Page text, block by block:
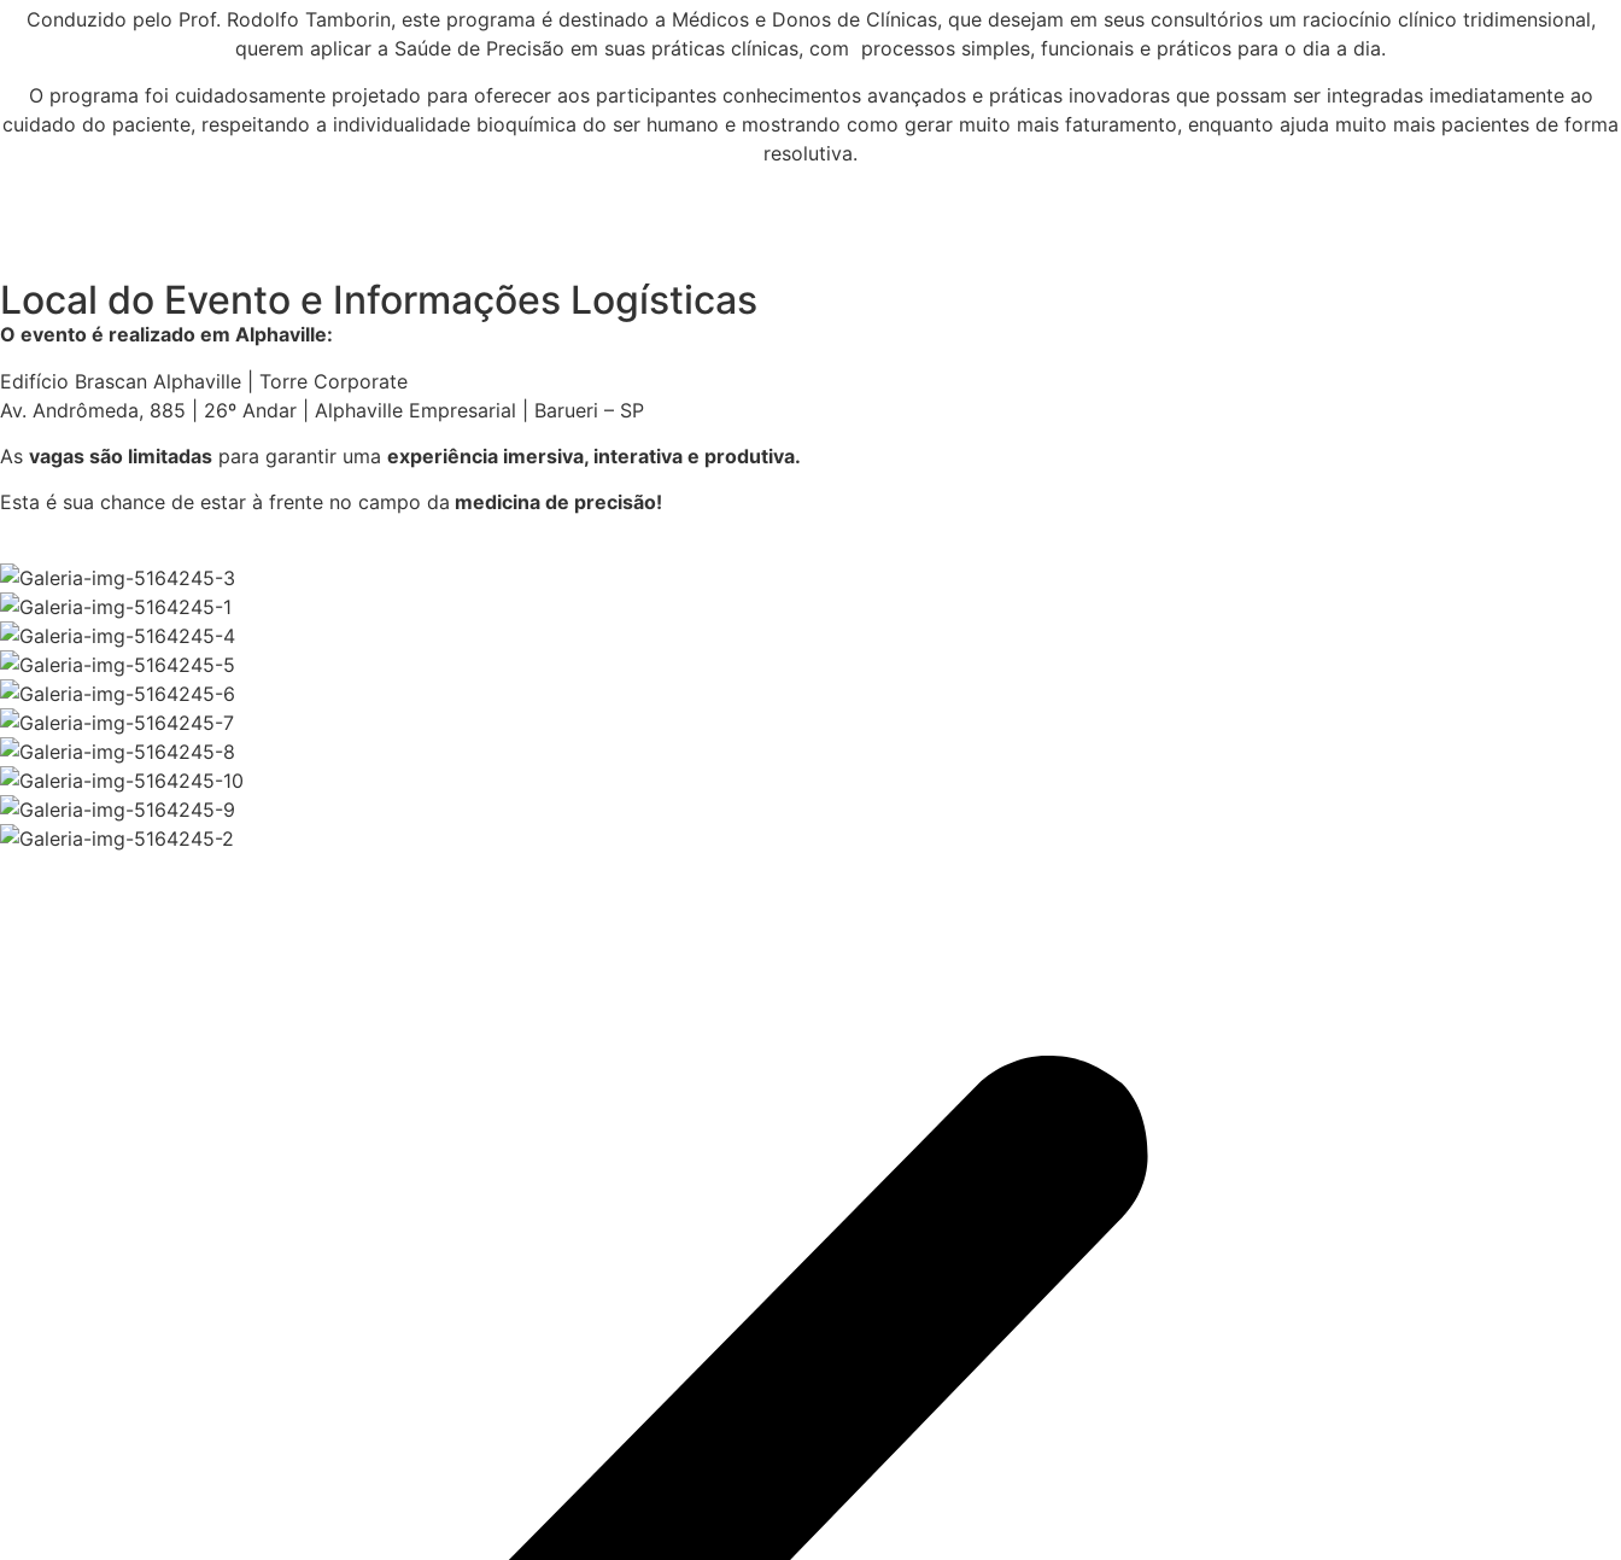
Conduzido pelo Prof. Rodolfo Tamborin, este programa é destinado a Médicos e Donos de Clínicas, que desejam em seus consultórios um raciocínio clínico tridimensional,
querem aplicar a Saúde de Precisão em suas práticas clínicas, com processos simples, funcionais e práticos para o dia a dia.
O programa foi cuidadosamente projetado para oferecer aos participantes conhecimentos avançados e práticas inovadoras que possam ser integradas imediatamente ao
cuidado do paciente, respeitando a individualidade bioquímica do ser humano e mostrando como gerar muito mais faturamento, enquanto ajuda muito mais pacientes de forma
resolutiva.
Local do Evento e Informações Logísticas
O evento é realizado em Alphaville:
Edifício Brascan Alphaville | Torre Corporate
Av. Andrômeda, 885 | 26º Andar | Alphaville Empresarial | Barueri – SP
As vagas são limitadas para garantir uma experiência imersiva, interativa e produtiva.
Esta é sua chance de estar à frente no campo da medicina de precisão!